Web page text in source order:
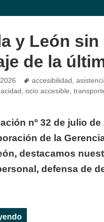
y León
de la
Tags
accesibilidad,
,ocio accesible,
nº 32 de julio
de la
destacamos
defensa de
«‘Castilla y León sin